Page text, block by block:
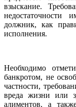
взыскание.
недостаточности
должник, как
исполнения.
Необходимо
банкротом, не
частности,
вреда жизни или
алиментов, а